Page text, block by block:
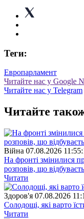
Теги:
Европарламент
Читайте нас у Google
Читайте нас у Telegram
Читайте
Війна 07.08.2026
На фронті змінилися
розповів, що
Читати
Здоров'я 07.08.2026
Солодощі, які варто
Читати